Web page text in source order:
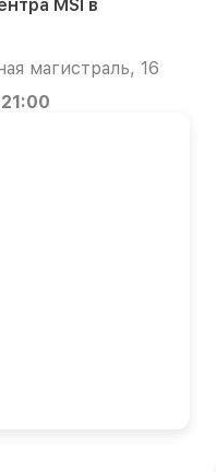
MSI в
магистраль, 16
21:00